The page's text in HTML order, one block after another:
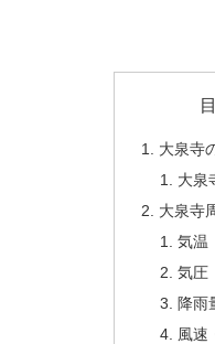
大泉寺
大泉
大泉寺
気温
気圧
降雨
風速